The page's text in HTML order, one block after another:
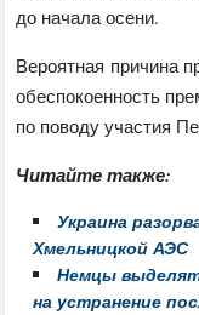
до начала осени.
Вероятная причина
обеспокоенность
по поводу участия
Читайте также:
Украина
Хмельницкой АЭС
Немцы
на устранение